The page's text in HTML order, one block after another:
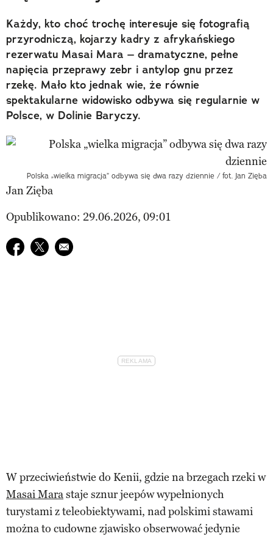
Każdy, kto choć trochę interesuje się fotografią
przyrodniczą, kojarzy kadry z afrykańskiego
rezerwatu Masai Mara – dramatyczne, pełne
napięcia przeprawy zebr i antylop gnu przez
rzekę. Mało kto jednak wie, że równie
spektakularne widowisko odbywa się regularnie w
Polsce, w Dolinie Baryczy.
Polska „wielka migracja” odbywa się dwa razy dziennie / fot. Jan Zięba
Jan Zięba
Opublikowano: 29.06.2026, 09:01
Udostępnij na facebook
Udostępnij na twitter
E-mail do przyjaciela
W przeciwieństwie do Kenii, gdzie na brzegach rzeki w
Masai Marastaje sznur jeepów wypełnionych
turystami z teleobiektywami, nad polskimi stawami
można to cudowne zjawisko obserwować jedynie